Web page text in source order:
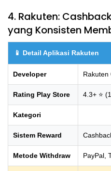
4. Rakuten:
yang Konsisten
📱 Detail Aplikasi Rakuten
Developer Rakuten
Rating Play Store 4.3+ ⭐
Kategori
Sistem Reward
Metode Withdraw PayPal,